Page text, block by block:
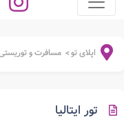
اپلای تو> مسافرت و
تور ایتالیا